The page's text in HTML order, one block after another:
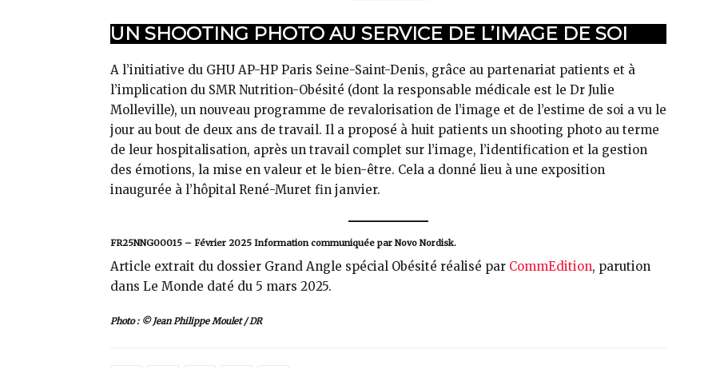
UN SHOOTING PHOTO AU SERVICE DE L’IMAGE DE SOI
A l’initiative du GHU AP-HP Paris Seine-Saint-Denis, grâce au partenariat patients et à
l’implication du SMR Nutrition-Obésité (dont la responsable médicale est le Dr Julie
Molleville), un nouveau programme de revalorisation de l’image et de l’estime de soi a vu le
jour au bout de deux ans de travail. Il a proposé à huit patients un shooting photo au terme
de leur hospitalisation, après un travail complet sur l’image, l’identification et la gestion
des émotions, la mise en valeur et le bien-être. Cela a donné lieu à une exposition
inaugurée à l’hôpital René-Muret fin janvier.
FR25NNG00015 – Février 2025 Information communiquée par Novo Nordisk.
Article extrait du dossier Grand Angle spécial Obésité réalisé par CommEdition, parution
dans Le Monde daté du 5 mars 2025.
Photo : © Jean Philippe Moulet / DR